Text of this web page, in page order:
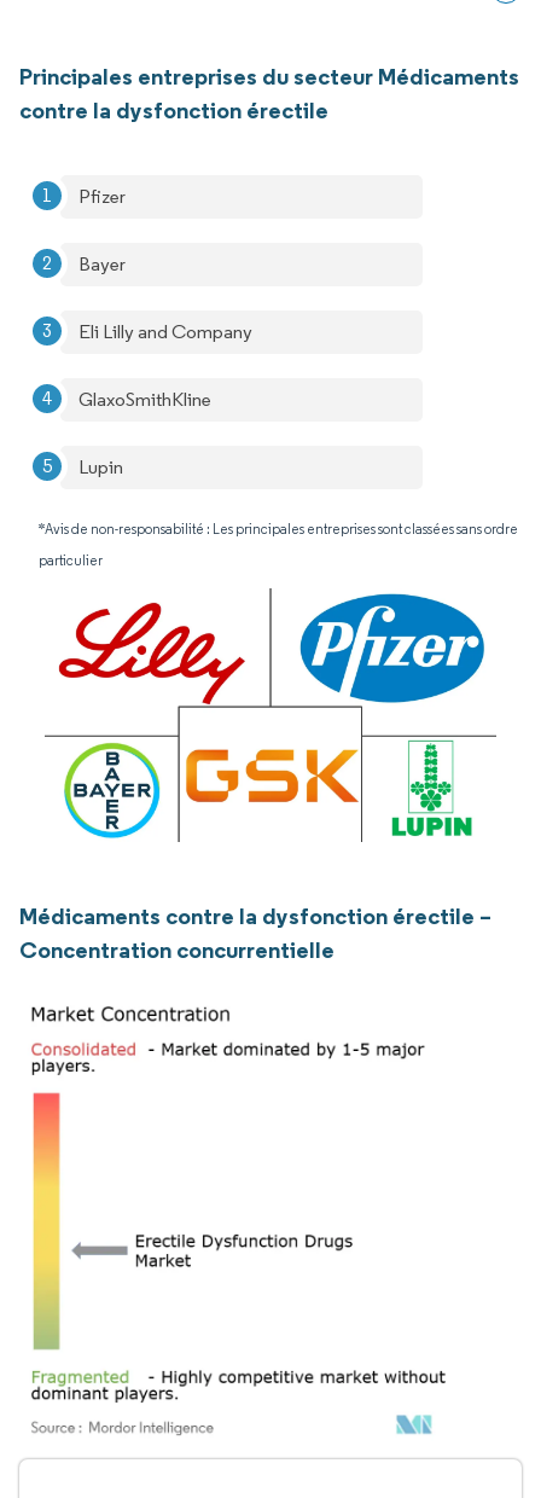
Principales entreprises du secteur Médicaments
contre la dysfonction érectile
Pfizer
Bayer
Eli Lilly and Company
GlaxoSmithKline
Lupin
*Avis de non-responsabilité : Les principales entreprises sont classées sans ordre
particulier
Médicaments contre la dysfonction érectile –
Concentration concurrentielle